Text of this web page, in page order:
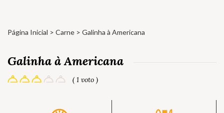
Página Inicial > Carne > Galinha à Americana
Galinha à Americana
( 1 voto )